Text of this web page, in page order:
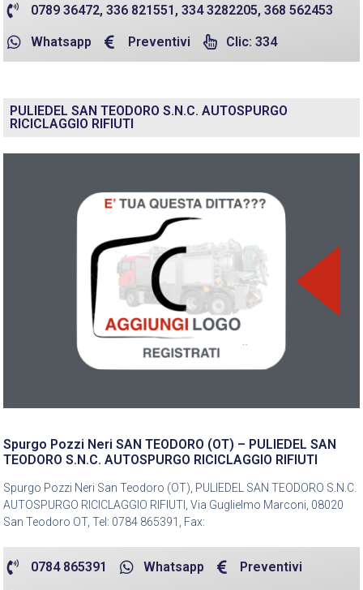
0789 36472, 336 821551, 334 3282205, 368 562453
Whatsapp Preventivi Clic: 334
PULIEDEL SAN TEODORO S.N.C. AUTOSPURGO
RICICLAGGIO RIFIUTI
Spurgo Pozzi Neri SAN TEODORO (OT) – PULIEDEL SAN
TEODORO S.N.C. AUTOSPURGO RICICLAGGIO RIFIUTI
Spurgo Pozzi Neri San Teodoro (OT), PULIEDEL SAN TEODORO S.N.C.
AUTOSPURGO RICICLAGGIO RIFIUTI, Via Guglielmo Marconi, 08020
San Teodoro OT, Tel: 0784 865391, Fax:
0784 865391 Whatsapp Preventivi